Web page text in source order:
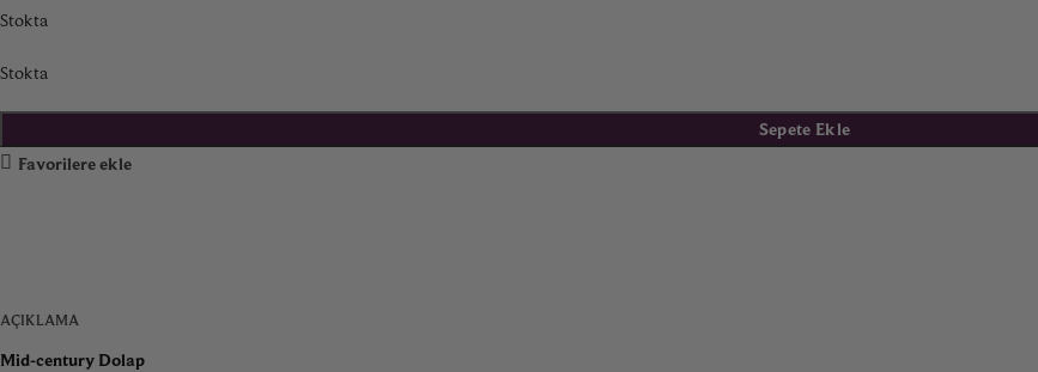
Stokta
Stokta
Sepete Ekle
Favorilere ekle
AÇIKLAMA
Mid-century Dolap